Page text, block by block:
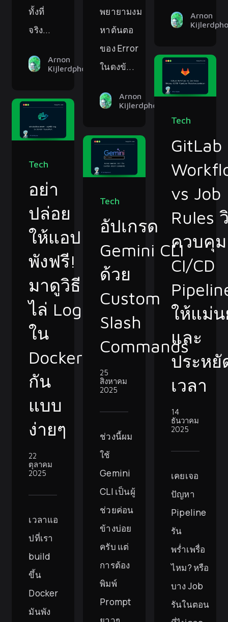
ทั้งที่
จริง...
Arnon
Kijlerdphon
พยายามงม
หาต้นตอ
ของ Error
ในดงข้...
Arnon
Kijlerdphon
Arnon
Tech
GitLab
vs Job
Rules
ควบคุม
CI/CD
ให้แม่น
และ
ประหยั
เวลา
14
ธันวาคม
2025
เคยเจอ
ปัญหา
Pipeline
รัน
พร่ำเพรื่อ
ไหม? หรือ
บาง Job
รันในตอน
Tech
อย่า
ปล่อย
ให้แอป
พังฟรี!
มาดูวิธี
ไล่ Log
ใน
Docker
กัน
แบบ
ง่ายๆ
22
ตุลาคม
2025
เวลาแอ
ปที่เรา
build
ขึ้น
Docker
มันพัง
Tech
อัปเกรด
Gemini CLI
ด้วย
Custom
Slash
Commands
25
สิงหาคม
2025
ช่วงนี้ผม
ใช้
Gemini
CLI เป็นผู้
ช่วยค่อน
ข้างบ่อย
ครับ แต่
การต้อง
พิมพ์
Prompt